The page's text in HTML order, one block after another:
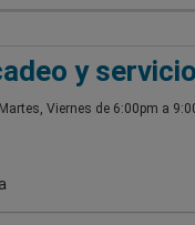
y
Viernes de 6:00pm a